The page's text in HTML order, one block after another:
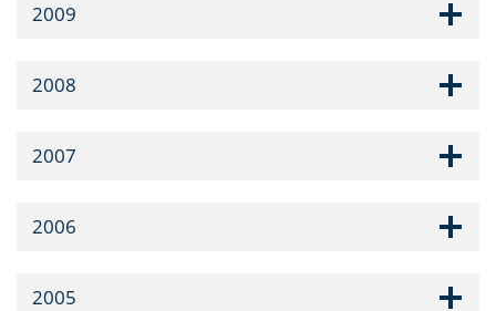
2009
2008
2007
2006
2005